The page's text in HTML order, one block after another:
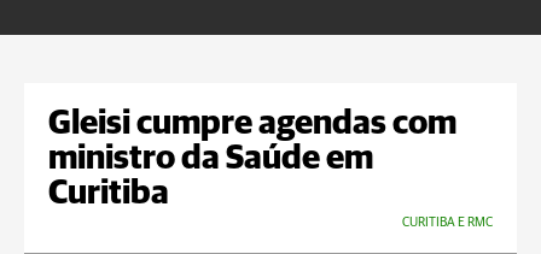
Gleisi cumpre agendas com
ministro da Saúde em
Curitiba
CURITIBA E RMC